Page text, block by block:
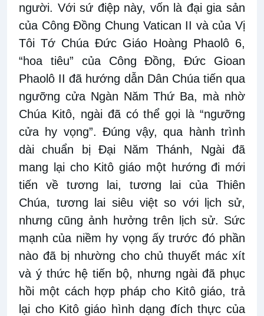
người. Với sứ điệp này, vốn là đại gia sản
của Công Đồng Chung Vatican II và của Vị
Tôi Tớ Chúa Đức Giáo Hoàng Phaolô 6,
“hoa tiêu” của Công Đồng, Đức Gioan
Phaolô II đã hướng dẫn Dân Chúa tiến qua
ngưỡng cửa Ngàn Năm Thứ Ba, mà nhờ
Chúa Kitô, ngài đã có thể gọi là “ngưỡng
cửa hy vọng”. Đúng vậy, qua hành trình
dài chuẩn bị Đại Năm Thánh, Ngài đã
mang lại cho Kitô giáo một hướng đi mới
tiến về tương lai, tương lai của Thiên
Chúa, tương lai siêu việt so với lịch sử,
nhưng cũng ảnh hưởng trên lịch sử. Sức
mạnh của niềm hy vọng ấy trước đó phần
nào đã bị nhường cho chủ thuyết mác xít
và ý thức hệ tiến bộ, nhưng ngài đã phục
hồi một cách hợp pháp cho Kitô giáo, trả
lại cho Kitô giáo hình dạng đích thực của